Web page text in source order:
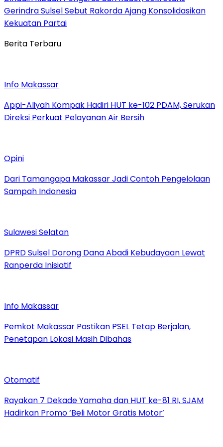
Gerindra Sulsel Sebut Rakorda Ajang Konsolidasikan
Kekuatan Partai
Berita Terbaru
Info Makassar
Appi-Aliyah Kompak Hadiri HUT ke-102 PDAM, Serukan
Direksi Perkuat Pelayanan Air Bersih
Opini
Dari Tamangapa Makassar Jadi Contoh Pengelolaan
Sampah Indonesia
Sulawesi Selatan
DPRD Sulsel Dorong Dana Abadi Kebudayaan Lewat
Ranperda Inisiatif
Info Makassar
Pemkot Makassar Pastikan PSEL Tetap Berjalan,
Penetapan Lokasi Masih Dibahas
Otomatif
Rayakan 7 Dekade Yamaha dan HUT ke-81 RI, SJAM
Hadirkan Promo ‘Beli Motor Gratis Motor’